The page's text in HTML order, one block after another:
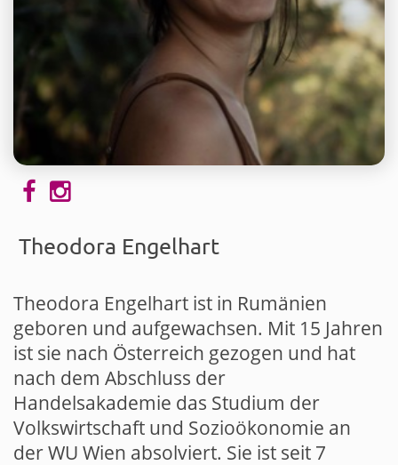
Theodora Engelhart
Theodora Engelhart ist in Rumänien
geboren und aufgewachsen. Mit 15 Jahren
ist sie nach Österreich gezogen und hat
nach dem Abschluss der
Handelsakademie das Studium der
Volkswirtschaft und Sozioökonomie an
der WU Wien absolviert. Sie ist seit 7